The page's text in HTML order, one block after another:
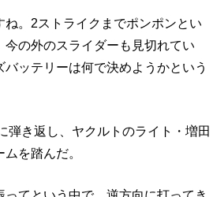
。2ストライクまでポンポンとい
の外のスライダーも見切れてい
ッテリーは何で決めようかという
弾き返し、ヤクルトのライト・増田
を踏んだ。